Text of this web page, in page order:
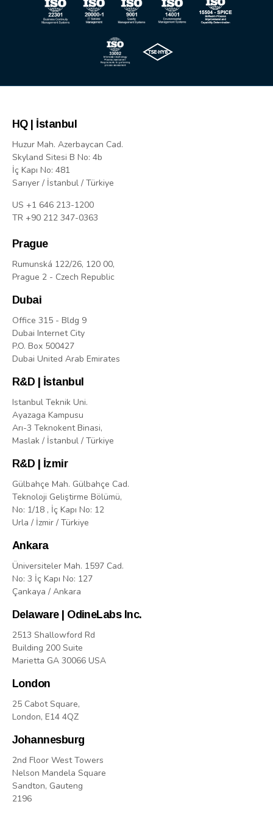
HQ | İstanbul
Huzur Mah. Azerbaycan Cad.
Skyland Sitesi B No: 4b
İç Kapı No: 481
Sarıyer / İstanbul / Türkiye
US +1 646 213-1200
TR +90 212 347-0363
Prague
Rumunská 122/26, 120 00,
Prague 2 - Czech Republic
Dubai
Office 315 - Bldg 9
Dubai Internet City
P.O. Box 500427
Dubai United Arab Emirates
R&D | İstanbul
Istanbul Teknik Uni.
Ayazaga Kampusu
Arı-3 Teknokent Binasi,
Maslak / İstanbul / Türkiye
R&D | İzmir
Gülbahçe Mah. Gülbahçe Cad.
Teknoloji Geliştirme Bölümü,
No: 1/18 , İç Kapı No: 12
Urla / İzmir / Türkiye
Ankara
Üniversiteler Mah. 1597 Cad.
No: 3 İç Kapı No: 127
Çankaya / Ankara
Delaware | OdineLabs Inc.
2513 Shallowford Rd
Building 200 Suite
Marietta GA 30066 USA
London
25 Cabot Square,
London, E14 4QZ
Johannesburg
2nd Floor West Towers
Nelson Mandela Square
Sandton, Gauteng
2196